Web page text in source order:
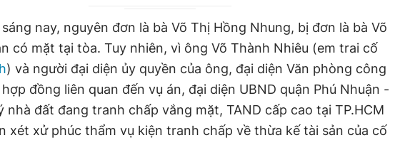
nay, nguyên đơn là bà Võ Thị Hồng Nhung, bị đơn là bà Võ
có mặt tại tòa. Tuy nhiên, vì ông Võ Thành Nhiêu (em trai cố
) và người đại diện ủy quyền của ông, đại diện Văn phòng công
đồng liên quan đến vụ án, đại diện UBND quận Phú Nhuận -
nhà đất đang tranh chấp vắng mặt, TAND cấp cao tại TP.HCM
xét xử phúc thẩm vụ kiện tranh chấp về thừa kế tài sản của cố